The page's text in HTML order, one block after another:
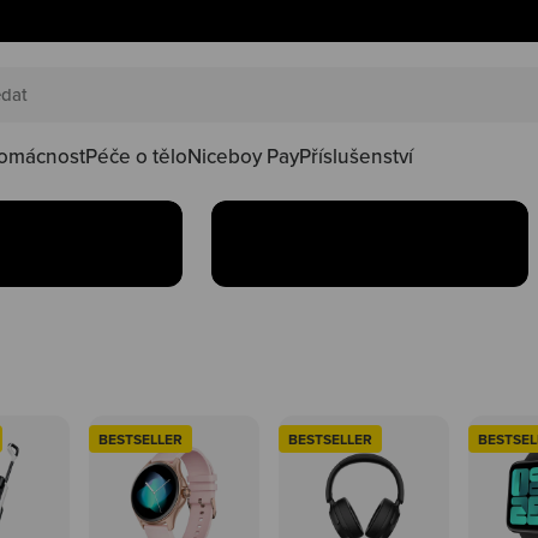
Péče o těloNiceboy PayPříslušenství
happy
ve
Oblíbené produkty teď
Koupit
BESTSELLER BESTSELLER